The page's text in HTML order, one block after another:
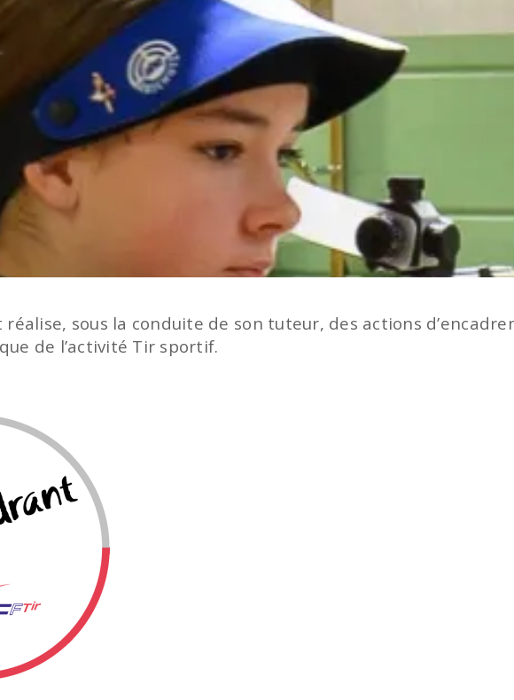
sous la conduite de son tuteur, des actions
de l’activité Tir sportif.